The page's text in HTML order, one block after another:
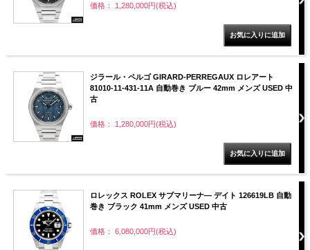
価格： 1,280,000円(税込)
ジラール・ペルゴ GIRARD-PERREGAUX ロレアート
81010-11-431-11A 自動巻き ブルー 42mm メンズ USED 中
古
価格： 1,280,000円(税込)
ロレックス ROLEX サブマリーナ― デイト 126619LB 自動
巻き ブラック 41mm メンズ USED 中古
価格： 6,080,000円(税込)